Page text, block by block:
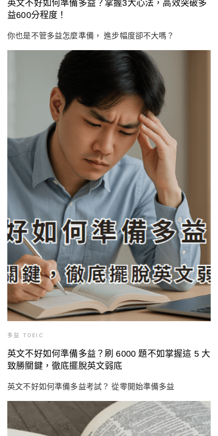
英文不好如何準備多益？掌握3大心法，高效突破多
益600分程度！
你也是不管多益怎麼準備， 進步幅度卻不大嗎？
多益 TOEIC
英文不好如何準備多益？刷 6000 題不如掌握這 5 大
致勝關鍵，徹底擺脫英文弱底
英文不好如何準備多益考試？ 從零開始準備多益